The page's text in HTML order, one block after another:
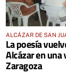
ALCÁZAR DE SAN
La poesía
Alcázar en
Zaragoza